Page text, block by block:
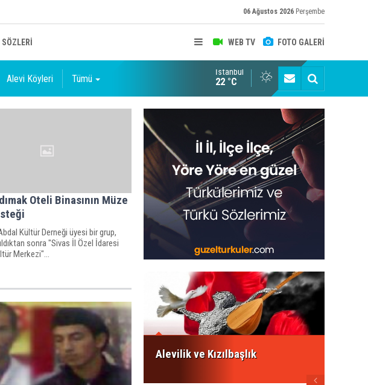
06 Ağustos 2026 Perşembe
WEB TV FOTO GALERİ
SÖZLERİ
Alevi Köyleri Tümü
İstanbul
22 °C
Oteli Binasının Müze
Kültür Derneği üyesi bir grup,
sonra "Sivas İl Özel İdaresi
Merkezi"...
Alevilik ve Kızılbaşlık